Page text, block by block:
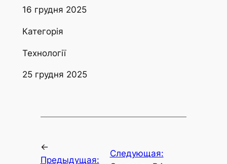
16 грудня 2025
Категорія
Технології
25 грудня 2025
←
Предыдущая:
Следующая: